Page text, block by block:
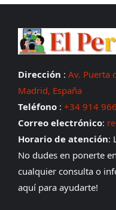
Dirección : Av. Puerta
Madrid, España
Teléfono : +34 914
Correo electrónico:
Horario de atención:
No dudes en ponerte
cualquier consulta o
aquí para ayudarte!